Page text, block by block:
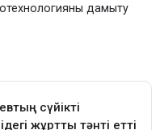
дамыту